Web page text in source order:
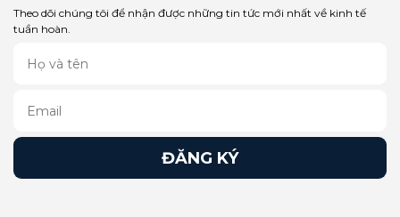
Theo dõi chúng tôi để nhận được những tin tức mới nhất về kinh tế
tuần hoàn.